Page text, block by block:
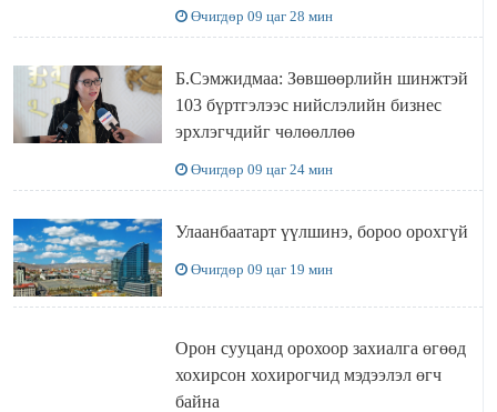
Өчигдөр 09 цаг 28 мин
Б.Сэмжидмаа: Зөвшөөрлийн шинжтэй
103 бүртгэлээс нийслэлийн бизнес
эрхлэгчдийг чөлөөллөө
Өчигдөр 09 цаг 24 мин
Улаанбаатарт үүлшинэ, бороо орохгүй
Өчигдөр 09 цаг 19 мин
Орон сууцанд орохоор захиалга өгөөд
хохирсон хохирогчид мэдээлэл өгч
байна